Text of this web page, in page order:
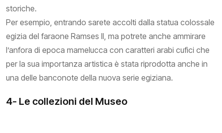
storiche.
Per esempio, entrando sarete accolti dalla statua colossale
egizia del faraone Ramses II, ma potrete anche ammirare
l’anfora di epoca mamelucca con caratteri arabi cufici che
per la sua importanza artistica è stata riprodotta anche in
una delle banconote della nuova serie egiziana.
4- Le collezioni del Museo